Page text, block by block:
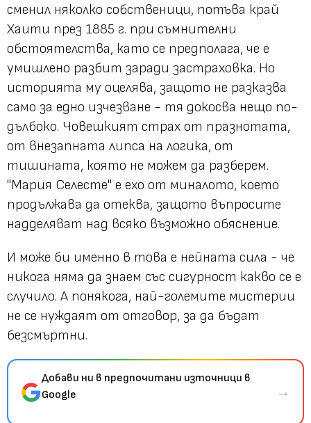
сменил няколко собственици, потъва край
Хаити през 1885 г. при съмнителни
обстоятелства, като се предполага, че е
умишлено разбит заради застраховка. Но
историята му оцелява, защото не разказва
само за едно изчезване - тя докосва нещо по-
дълбоко. Човешкият страх от празнотата,
от внезапната липса на логика, от
тишината, която не можем да разберем.
"Мария Селесте" е ехо от миналото, което
продължава да отеква, защото въпросите
надделяват над всяко възможно обяснение.
И може би именно в това е нейната сила - че
никога няма да знаем със сигурност какво се е
случило. А понякога, най-големите мистерии
не се нуждаят от отговор, за да бъдат
безсмъртни.
Добави ни в предпочитани източници в
Google
→